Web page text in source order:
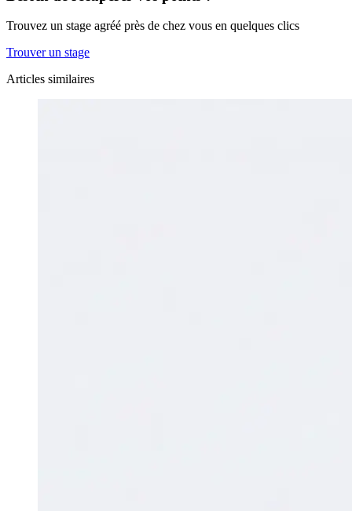
Trouvez un stage agréé près de chez vous en quelques clics
Trouver un stage
Articles similaires